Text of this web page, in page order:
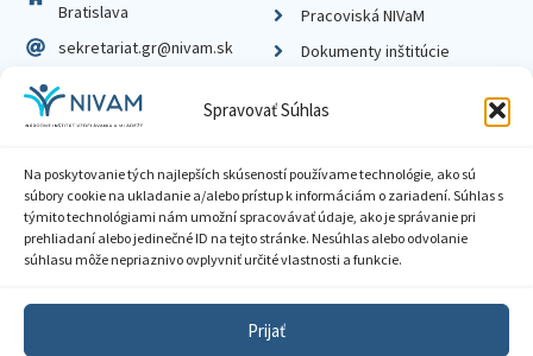
Spravovať Súhlas
Na poskytovanie tých najlepších skúseností používame technológie, ako sú
súbory cookie na ukladanie a/alebo prístup k informáciám o zariadení. Súhlas s
týmito technológiami nám umožní spracovávať údaje, ako je správanie pri
prehliadaní alebo jedinečné ID na tejto stránke. Nesúhlas alebo odvolanie
súhlasu môže nepriaznivo ovplyvniť určité vlastnosti a funkcie.
Prijať
Bratislava
sekretariat.gr@nivam.sk
IČO: 00164348
DIČ: 2020798714
Pracoviská NIVaM
Dokumenty inštitúcie
Zásady ochrany súkromia
Sprístupnenie informácií